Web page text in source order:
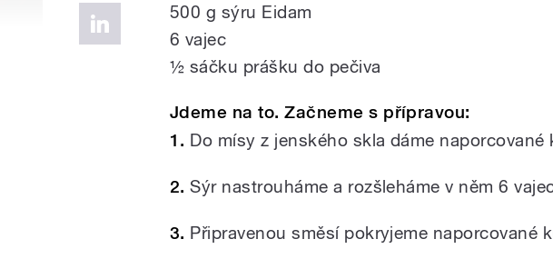
500 g sýru Eidam
6 vajec
½ sáčku prášku do pečiva
Jdeme na to. Začneme s přípravou:
1. Do mísy z jenského skla dáme naporcované
2. Sýr nastrouháme a rozšleháme v něm 6
3. Připravenou směsí pokryjeme naporcované